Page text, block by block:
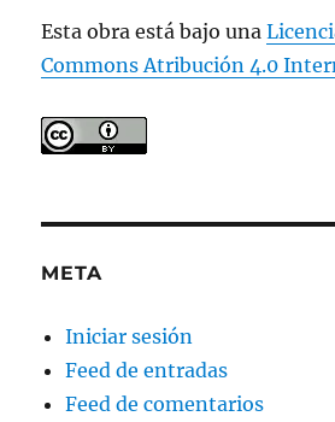
Esta obra está bajo una
Commons Atribución 4.0
META
Iniciar sesión
Feed de entradas
Feed de comentarios